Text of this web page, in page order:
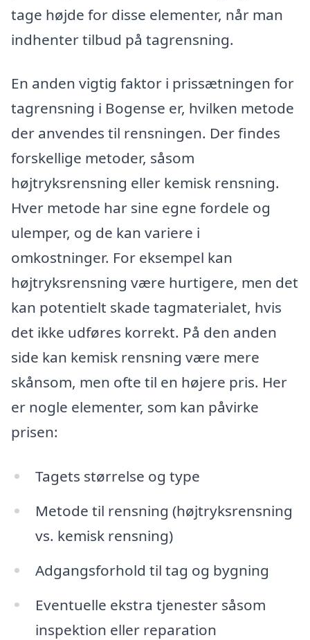
tage højde for disse elementer, når man
indhenter tilbud på tagrensning.
En anden vigtig faktor i prissætningen for
tagrensning i Bogense er, hvilken metode
der anvendes til rensningen. Der findes
forskellige metoder, såsom
højtryksrensning eller kemisk rensning.
Hver metode har sine egne fordele og
ulemper, og de kan variere i
omkostninger. For eksempel kan
højtryksrensning være hurtigere, men det
kan potentielt skade tagmaterialet, hvis
det ikke udføres korrekt. På den anden
side kan kemisk rensning være mere
skånsom, men ofte til en højere pris. Her
er nogle elementer, som kan påvirke
prisen:
Tagets størrelse og type
Metode til rensning (højtryksrensning
vs. kemisk rensning)
Adgangsforhold til tag og bygning
Eventuelle ekstra tjenester såsom
inspektion eller reparation